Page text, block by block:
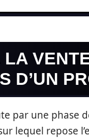
D’UN
par une phase
lequel repose